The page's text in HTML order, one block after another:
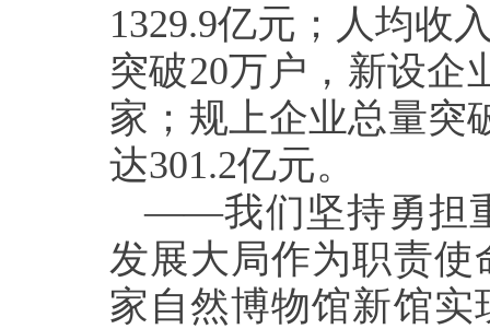
1329.9亿元；人均收
突破20万户，新设企
家；规上企业总量突
达301.2亿元。
——我们坚持勇担
发展大局作为职责
家自然博物馆新馆